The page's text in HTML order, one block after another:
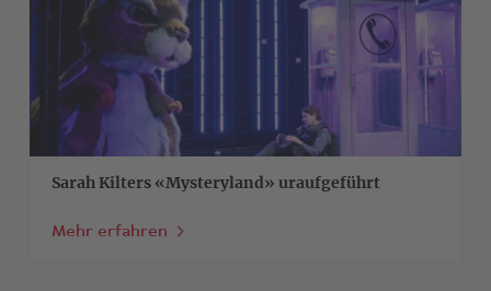
Sarah Kilters «Mysteryland» uraufgeführt
Mehr erfahren